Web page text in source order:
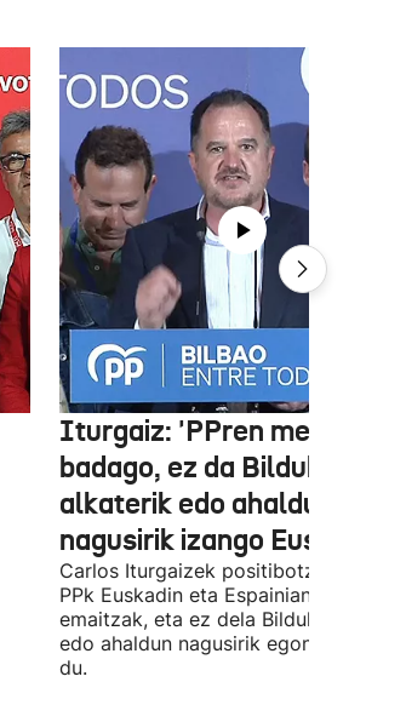
Iturgaiz: 'PPren menpe
badago, ez da Bilduko
alkaterik edo ahaldun
nagusirik izango Euskadin'
Carlos Iturgaizek positibotzat jo ditu
PPk Euskadin eta Espainian lortutako
emaitzak, eta ez dela Bilduko
edo ahaldun nagusirik egongo
du.